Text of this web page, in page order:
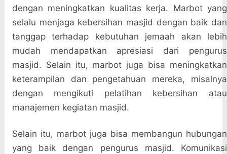
dengan meningkatkan kualitas kerja. Marbot yang
selalu menjaga kebersihan masjid dengan baik dan
tanggap terhadap kebutuhan jemaah akan lebih
mudah mendapatkan apresiasi dari pengurus
masjid. Selain itu, marbot juga bisa meningkatkan
keterampilan dan pengetahuan mereka, misalnya
dengan mengikuti pelatihan kebersihan atau
manajemen kegiatan masjid.
Selain itu, marbot juga bisa membangun hubungan
yang baik dengan pengurus masjid. Komunikasi